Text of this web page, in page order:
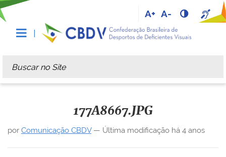
A+ A-
Busca
Busca Avançada…
177A8667.JPG
por Comunicação CBDV— Última modificação há 4 anos